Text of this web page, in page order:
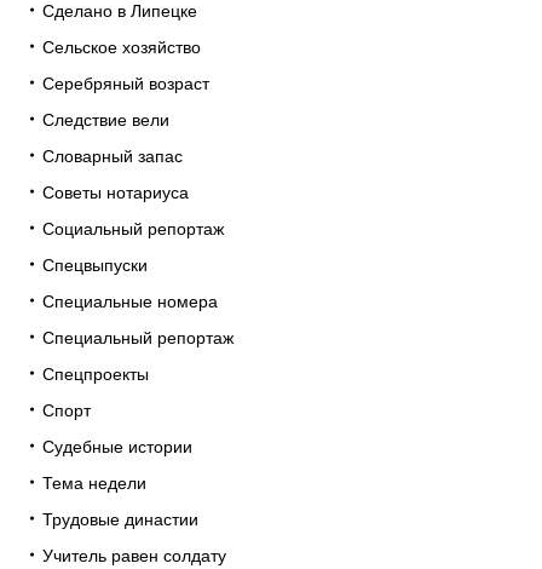
Сделано в Липецке
Сельское хозяйство
Серебряный возраст
Следствие вели
Словарный запас
Советы нотариуса
Социальный репортаж
Спецвыпуски
Специальные номера
Специальный репортаж
Спецпроекты
Спорт
Судебные истории
Тема недели
Трудовые династии
Учитель равен солдату